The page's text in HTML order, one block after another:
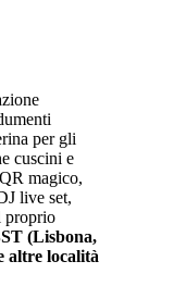
per gli
cuscini e
magico,
live set,
proprio
(Lisbona,
altre località